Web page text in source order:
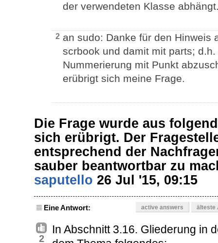
der verwendeten Klasse
2 an sudo: Danke für den Hinweis
scrbook und damit mit parts;
Nummerierung mit Punkt
erübrigt sich meine Frage.
Die Frage wurde aus
sich erübrigt. Der
entsprechend der
sauber beantwortbar zu
saputello 26 Jul '15, 09:15
Eine Antwort: active answers älteste
2
In Abschnitt 3.16. Gliederung in